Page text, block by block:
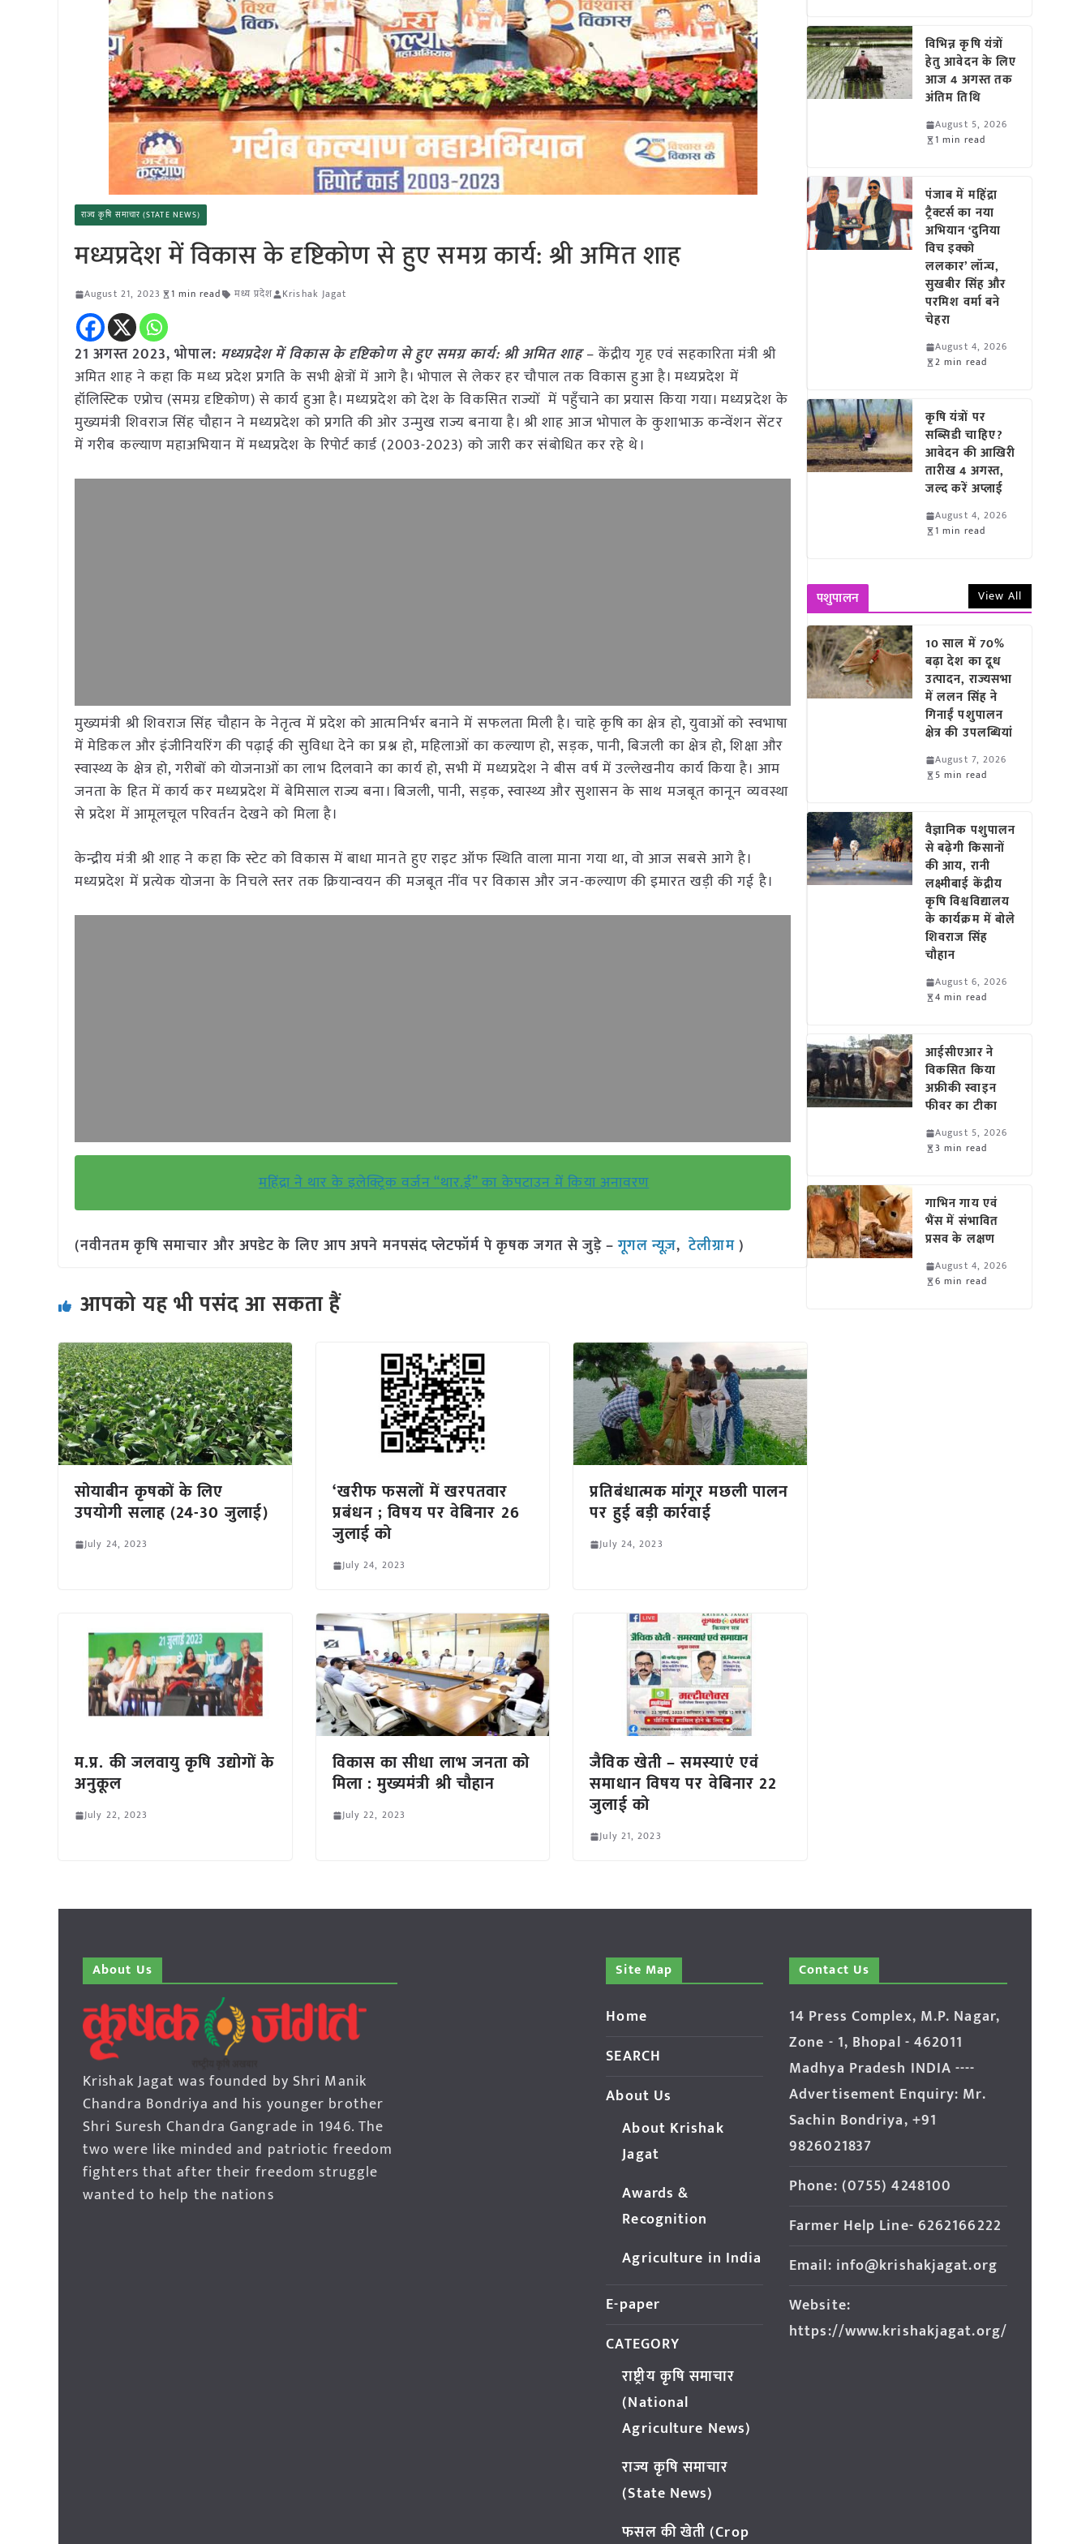
राज्य कृषि समाचार (STATE NEWS)
मध्यप्रदेश में विकास के दृष्टिकोण से हुए समग्र कार्य: श्री अमित शाह
August 21, 2023 1 min read मध्य प्रदेश Krishak Jagat
21 अगस्त 2023, भोपाल: मध्यप्रदेश में विकास के दृष्टिकोण से हुए समग्र कार्य: श्री अमित शाह– केंद्रीय गृह एवं सहकारिता मंत्री श्री
अमित शाह ने कहा कि मध्य प्रदेश प्रगति के सभी क्षेत्रों में आगे है। भोपाल से लेकर हर चौपाल तक विकास हुआ है। मध्यप्रदेश में
हॉलिस्टिक एप्रोच (समग्र दृष्टिकोण) से कार्य हुआ है। मध्यप्रदेश को देश के विकसित राज्यों में पहुँचाने का प्रयास किया गया। मध्यप्रदेश के
मुख्यमंत्री शिवराज सिंह चौहान ने मध्यप्रदेश को प्रगति की ओर उन्मुख राज्य बनाया है। श्री शाह आज भोपाल के कुशाभाऊ कन्वेंशन सेंटर
में गरीब कल्याण महाअभियान में मध्यप्रदेश के रिपोर्ट कार्ड (2003-2023) को जारी कर संबोधित कर रहे थे।
मुख्यमंत्री श्री शिवराज सिंह चौहान के नेतृत्व में प्रदेश को आत्मनिर्भर बनाने में सफलता मिली है। चाहे कृषि का क्षेत्र हो, युवाओं को स्वभाषा
में मेडिकल और इंजीनियरिंग की पढ़ाई की सुविधा देने का प्रश्न हो, महिलाओं का कल्याण हो, सड़क, पानी, बिजली का क्षेत्र हो, शिक्षा और
स्वास्थ्य के क्षेत्र हो, गरीबों को योजनाओं का लाभ दिलवाने का कार्य हो, सभी में मध्यप्रदेश ने बीस वर्ष में उल्लेखनीय कार्य किया है। आम
जनता के हित में कार्य कर मध्यप्रदेश में बेमिसाल राज्य बना। बिजली, पानी, सड़क, स्वास्थ्य और सुशासन के साथ मजबूत कानून व्यवस्था
से प्रदेश में आमूलचूल परिवर्तन देखने को मिला है।
केन्द्रीय मंत्री श्री शाह ने कहा कि स्टेट को विकास में बाधा मानते हुए राइट ऑफ स्थिति वाला माना गया था, वो आज सबसे आगे है।
मध्यप्रदेश में प्रत्येक योजना के निचले स्तर तक क्रियान्वयन की मजबूत नींव पर विकास और जन-कल्याण की इमारत खड़ी की गई है।
महिंद्रा ने थार के इलेक्ट्रिक वर्जन “थार.ई” का केपटाउन में किया अनावरण
(नवीनतम कृषि समाचार और अपडेट के लिए आप अपने मनपसंद प्लेटफॉर्म पे कृषक जगत से जुड़े –गूगल न्यूज़,टेलीग्राम)
आपको यह भी पसंद आ सकता हैं
सोयाबीन कृषकों के लिए
उपयोगी सलाह (24-30 जुलाई)
July 24, 2023
‘खरीफ फसलों में खरपतवार
प्रबंधन ; विषय पर वेबिनार 26
जुलाई को
July 24, 2023
प्रतिबंधात्मक मांगूर मछली पालन
पर हुई बड़ी कार्रवाई
July 24, 2023
म.प्र. की जलवायु कृषि उद्योगों के
अनुकूल
July 22, 2023
विकास का सीधा लाभ जनता को
मिला : मुख्यमंत्री श्री चौहान
July 22, 2023
जैविक खेती – समस्याएं एवं
समाधान विषय पर वेबिनार 22
जुलाई को
July 21, 2023
विभिन्न कृषि यंत्रों
हेतु आवेदन के लिए
आज 4 अगस्त तक
अंतिम तिथि
August 5, 2026
1 min read
पंजाब में महिंद्रा
ट्रैक्टर्स का नया
अभियान ‘दुनिया
विच इक्को
ललकार’ लॉन्च,
सुखबीर सिंह और
परमिश वर्मा बने
चेहरा
August 4, 2026
2 min read
कृषि यंत्रों पर
सब्सिडी चाहिए?
आवेदन की आखिरी
तारीख 4 अगस्त,
जल्द करें अप्लाई
August 4, 2026
1 min read
पशुपालन View All
10 साल में 70%
बढ़ा देश का दूध
उत्पादन, राज्यसभा
में ललन सिंह ने
गिनाईं पशुपालन
क्षेत्र की उपलब्धियां
August 7, 2026
5 min read
वैज्ञानिक पशुपालन
से बढ़ेगी किसानों
की आय, रानी
लक्ष्मीबाई केंद्रीय
कृषि विश्वविद्यालय
के कार्यक्रम में बोले
शिवराज सिंह
चौहान
August 6, 2026
4 min read
आईसीएआर ने
विकसित किया
अफ्रीकी स्वाइन
फीवर का टीका
August 5, 2026
3 min read
गाभिन गाय एवं
भैंस में संभावित
प्रसव के लक्षण
August 4, 2026
6 min read
About Us
Krishak Jagat was founded by Shri Manik
Chandra Bondriya and his younger brother
Shri Suresh Chandra Gangrade in 1946. The
two were like minded and patriotic freedom
fighters that after their freedom struggle
wanted to help the nations
Site Map
Home
SEARCH
About Us
About Krishak
Jagat
Awards &
Recognition
Agriculture in India
E-paper
CATEGORY
राष्ट्रीय कृषि समाचार
(National
Agriculture News)
राज्य कृषि समाचार
(State News)
फसल की खेती (Crop
Contact Us
14 Press Complex, M.P. Nagar,
Zone - 1, Bhopal - 462011
Madhya Pradesh INDIA ----
Advertisement Enquiry: Mr.
Sachin Bondriya, +91
9826021837
Phone: (0755) 4248100
Farmer Help Line- 6262166222
Email: info@krishakjagat.org
Website:
https://www.krishakjagat.org/